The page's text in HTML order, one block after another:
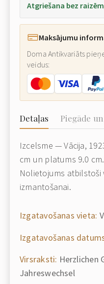
Atgriešana bez raizēm
Maksājumu
Doma Antikvariāts
veidus:
Detaļas Piegāde
Izcelsme — Vācija,
cm un platums 9.0
Nolietojums atbilstoši
izmantošanai.
Izgatavošanas vieta:
Izgatavošanas
Virsraksti: Herzlichen
Jahreswechsel